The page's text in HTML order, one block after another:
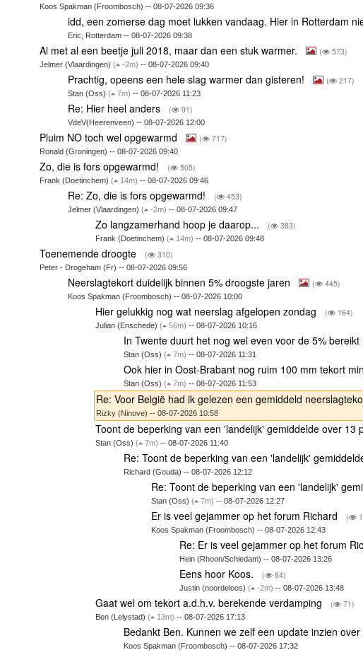
Koos Spakman (Froombosch) -- 08-07-2026 09:36
idd, een zomerse dag moet lukken vandaag. Hier in Rotterdam
Eric, Rotterdam -- 08-07-2026 09:38
Al met al een beetje juli 2018, maar dan een stuk warmer. ( 573)
Jelmer (Vlaardingen)( -2m) -- 08-07-2026 09:40
Prachtig, opeens een hele slag warmer dan gisteren! ( 217)
Stan (Oss) ( 7m) -- 08-07-2026 11:23
Re: Hier heel anders ( 91)
VdeV(Heerenveen) -- 08-07-2026 12:00
Pluim NO toch wel opgewarmd ( 717)
Ronald (Groningen) -- 08-07-2026 09:40
Zo, die is fors opgewarmd! ( 505)
Frank (Doetinchem)( 14m) -- 08-07-2026 09:46
Re: Zo, die is fors opgewarmd! ( 453)
Jelmer (Vlaardingen) ( -2m) -- 08-07-2026 09:47
Zo langzamerhand hoop je daarop... ( 383)
Frank (Doetinchem)( 14m) -- 08-07-2026 09:48
Toenemende droogte ( 310)
Peter - Drogeham (Fr) -- 08-07-2026 09:56
Neerslagtekort duidelijk binnen 5% droogste jaren ( 445)
Koos Spakman (Froombosch) -- 08-07-2026 10:00
Hier gelukkig nog wat neerslag afgelopen zondag ( 164)
Julian (Enschede)( 56m) -- 08-07-2026 10:16
In Twente duurt het nog wel even voor de 5% bereikt
Stan (Oss) ( 7m) -- 08-07-2026 11:31
Ook hier in Oost-Brabant nog ruim 100 mm tekort
Stan (Oss) ( 7m) -- 08-07-2026 11:53
Re: Voor België had ik gelezen een gemiddeld
Rizky (Ninove) -- 08-07-2026 10:58
Toont de beperking van een 'landelijk' gemiddelde over 13
Stan (Oss)( 7m) -- 08-07-2026 11:40
Re: Toont de beperking van een 'landelijk'
Richard (Gouda) -- 08-07-2026 12:12
Re: Toont de beperking van een 'landelijk'
Stan (Oss)( 7m) -- 08-07-2026 12:27
Er is veel gejammer op het forum Richard (
Koos Spakman (Froombosch) -- 08-07-2026 12:43
Re: Er is veel gejammer op het forum
Hein (Rhoon/Schiedam) -- 08-07-2026 13:26
Eens hoor Koos. ( 64)
Justin (noordeloos) ( -2m) -- 08-07-2026 13:48
Gaat wel om tekort a.d.h.v. berekende verdamping ( 71)
Ben (Lelystad)( 13m) -- 08-07-2026 17:13
Bedankt Ben. Kunnen we zelf een update inzien
Koos Spakman (Froombosch) -- 08-07-2026 17:32